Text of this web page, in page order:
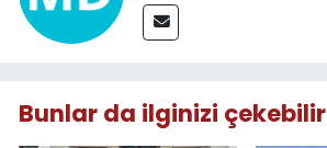
Bunlar da ilginizi çekebilir